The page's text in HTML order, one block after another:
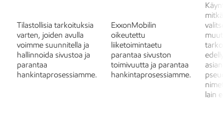
Tilastollisia tarkoituksia
varten, joiden avulla
voimme suunnitella ja
hallinnoida sivustoa ja
parantaa
hankintaprosessiamme.
ExxonMobilin
oikeutettu
liiketoimintaetu
parantaa sivuston
toimivuutta ja parantaa
hankintaprosessiamme.
lain